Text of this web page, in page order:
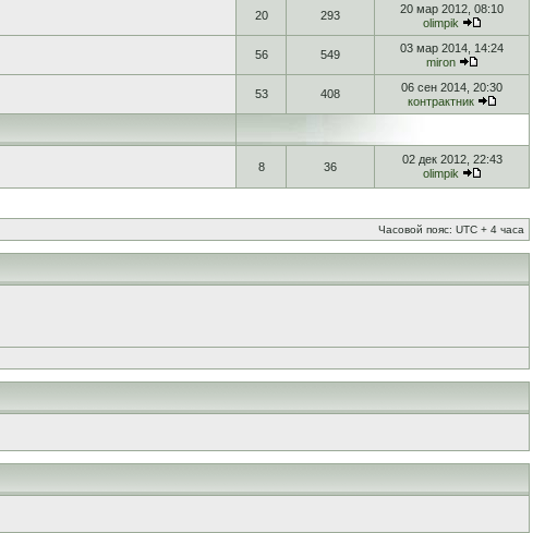
20 293
20 мар 2012, 08:10
olimpik
56 549
03 мар 2014, 14:24
miron
53 408
06 сен 2014, 20:30
контрактник
8 36
02 дек 2012, 22:43
olimpik
Часовой пояс: UTC + 4 часа